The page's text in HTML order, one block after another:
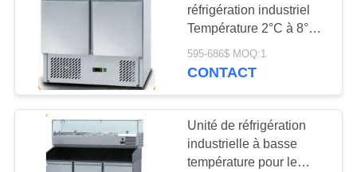
PRODUITS
VIDÉOS
SPECTACLE
réfrigération industriel
Température 2°C à 8°C
Nettoyage facile
220V/50Hz CE ETL
595-686$ MOQ:1
CONTACT
Unité de réfrigération
industrielle à basse
température pour le